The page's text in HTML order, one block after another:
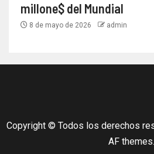
millone$ del Mundial
8 de mayo de 2026 admin
Copyright © Todos los derechos
AF themes.